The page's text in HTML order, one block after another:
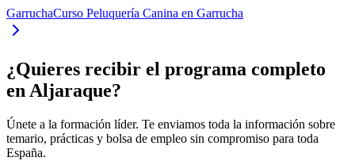
GarruchaCurso Peluquería Canina en Garrucha
¿Quieres recibir el programa completo
en Aljaraque?
Únete a la formación líder. Te enviamos toda la información sobre
temario, prácticas y bolsa de empleo sin compromiso para toda
España.